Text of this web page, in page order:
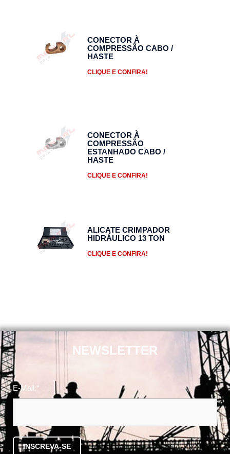
CONECTOR À
COMPRESSÃO CABO /
HASTE
CLIQUE E CONFIRA!
CONECTOR À
COMPRESSÃO
ESTANHADO CABO /
HASTE
CLIQUE E CONFIRA!
ALICATE CRIMPADOR
HIDRÁULICO 13 TON
CLIQUE E CONFIRA!
NEWSLETTER
E-Mail:*